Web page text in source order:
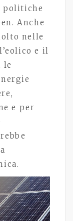
politiche
Anche
nelle
e il
le
e per